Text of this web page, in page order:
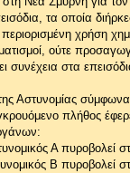
τα οποία
χρήση
ούτε
συνέχεια στα
Αστυνομίας
πλήθος
Α πυροβολεί
Β πυροβολεί